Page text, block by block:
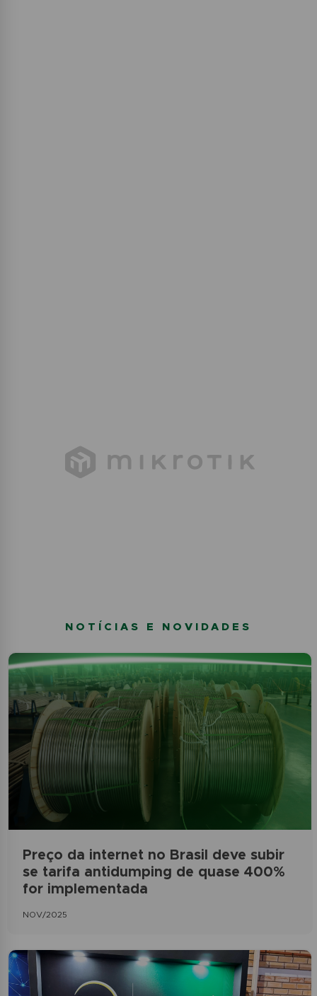
NOTÍCIAS E NOVIDADES
Preço da internet no Brasil deve subir
se tarifa antidumping de quase 400%
for implementada
NOV/2025